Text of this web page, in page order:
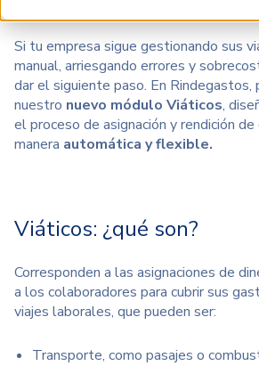
Si tu empresa sigue gestionando sus
manual, arriesgando errores y
dar el siguiente paso. En Rindegastos,
nuestro nuevo módulo Viáticos,
el proceso de asignación y rendición
manera automática y flexible.
Viáticos: ¿qué son?
Corresponden a las asignaciones de
a los colaboradores para cubrir sus
viajes laborales, que pueden ser:
Transporte, como pasajes o